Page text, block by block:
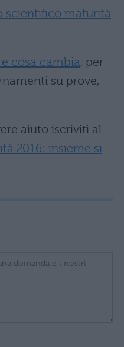
scientifico maturità
cosa cambia, per
su prove,
aiuto iscriviti al
2016: insieme si